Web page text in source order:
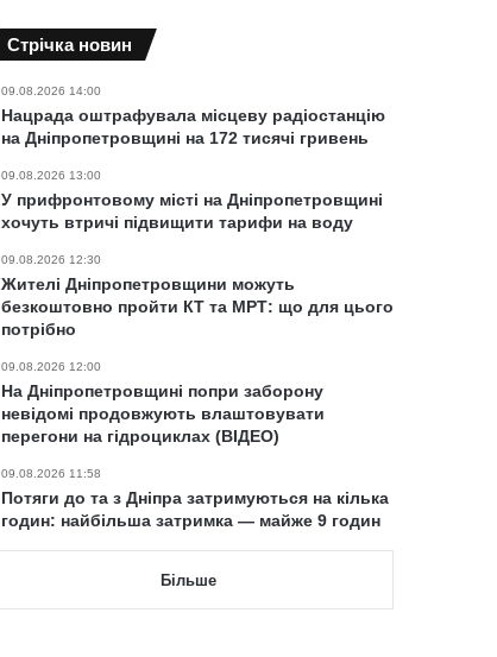
Cтрічка новин
09.08.2026 14:00
Нацрада оштрафувала місцеву радіостанцію
на Дніпропетровщині на 172 тисячі гривень
09.08.2026 13:00
У прифронтовому місті на Дніпропетровщині
хочуть втричі підвищити тарифи на воду
09.08.2026 12:30
Жителі Дніпропетровщини можуть
безкоштовно пройти КТ та МРТ: що для цього
потрібно
09.08.2026 12:00
На Дніпропетровщині попри заборону
невідомі продовжують влаштовувати
перегони на гідроциклах (ВІДЕО)
09.08.2026 11:58
Потяги до та з Дніпра затримуються на кілька
годин: найбільша затримка — майже 9 годин
Більше